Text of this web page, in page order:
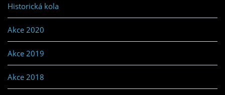
Historická kola
Akce 2020
Akce 2019
Akce 2018